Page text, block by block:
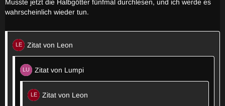
Musste jetzt die Halbgötter fünfmal durchlesen, und ich werde es
wahrscheinlich wieder tun.
Zitat von Leon
Zitat von Lumpi
Zitat von Leon